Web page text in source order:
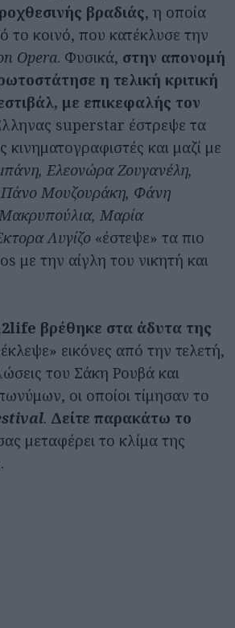
βραδιάς, η οποία
το κοινό, που κατέκλυσε την
Opera. Φυσικά, στην απονομή
η τελική κριτική
με επικεφαλής τον
superstar έστρεψε τα
και μαζί με
Ελεονώρα Ζουγανέλη,
Μουζουράκη, Φάνη
Μαρία
Λυγίζο «έστεψε» τα πιο
με την αίγλη του νικητή και
βρέθηκε στα άδυτα της
εικόνες από την τελετή,
του Σάκη Ρουβά και
οι οποίοι τίμησαν το
. Δείτε παρακάτω το
μεταφέρει το κλίμα της